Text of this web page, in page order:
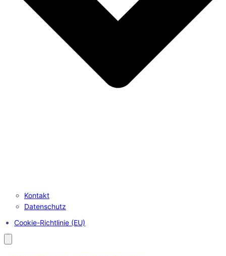
Kontakt
Datenschutz
Cookie-Richtlinie (EU)